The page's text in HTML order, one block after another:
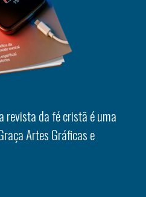
revista da fé cristã é uma
Artes Gráficas e